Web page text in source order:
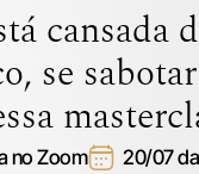
se
no Zoom 20/07